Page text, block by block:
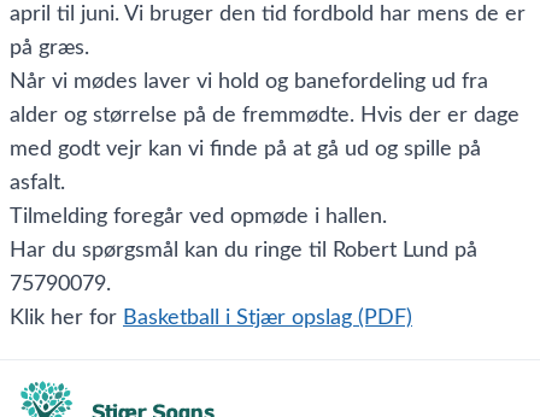
april til juni. Vi bruger den tid fordbold har mens de er
på græs.
Når vi mødes laver vi hold og banefordeling ud fra
alder og størrelse på de fremmødte. Hvis der er dage
med godt vejr kan vi finde på at gå ud og spille på
asfalt.
Tilmelding foregår ved opmøde i hallen.
Har du spørgsmål kan du ringe til Robert Lund på
75790079.
Klik her for Basketball i Stjær opslag (PDF)